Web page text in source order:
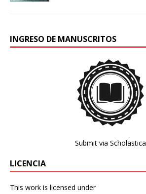
INGRESO DE MANUSCRITOS
Submit via Scholastica
LICENCIA
This work is licensed under